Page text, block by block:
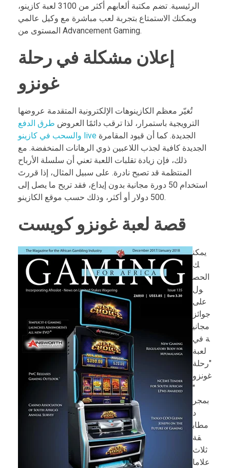
الرئيسية. تضم مكتبة ألعابهم أكثر من 3100 لعبة كازينو،
ويمكنك الاستمتاع بتجربة لعب مباشرة مع وكيل عالمي
المستوى من Advancement Gaming.
إعلان مشكلة في رحلة
غونزو
تُغيّر معظم الكازينوهات الإلكترونية المتقدمة عروضها
الترويجية باستمرار، لذا ترقب دائمًا العروض طرق الدفع
والسحب في كازينو live
الجديدة كافية لجذب اللاعبين ذوي الرهانات المنخفضة. مع
ذلك، فإن زيادة تقلبات اللعبة تعني أن سلسلة الأرباح
المنتظمة قد تصبح نادرة. على سبيل المثال، إذا قررتَ
استخدام 50 دورة مجانية بدون إيداع، فقد تربح ما يصل إلى
500 دولار أو أكثر، وذلك حسب موقع الكازينو.
قصة لعبة غونزو كويست
يمكن
ك
الحص
ول
على
جوائز
مجاني
ة في
لعبة
"رحلة
غونزو
"
بمجر
د
مطاب
قة
ثلاث
علاما